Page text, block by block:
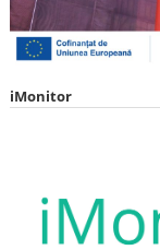
iMonitor